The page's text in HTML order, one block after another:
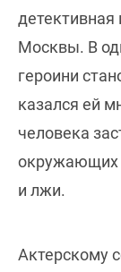
детективная
Москвы. В
героини
казался ей
человека
окружающих
и лжи.
Актерскому